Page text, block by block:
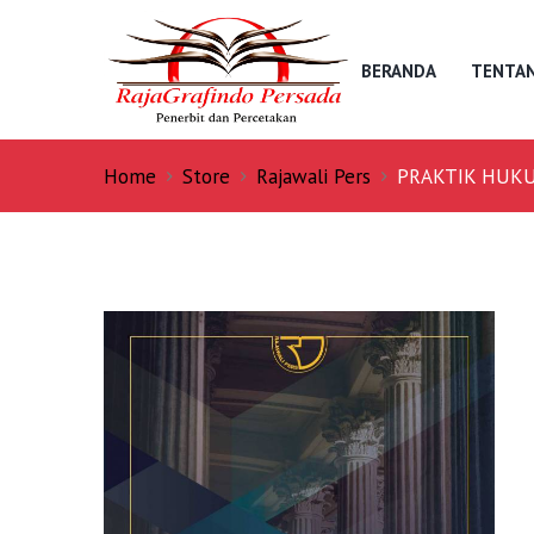
BERANDA
Home Store Rajawali Pers PRAKTIK